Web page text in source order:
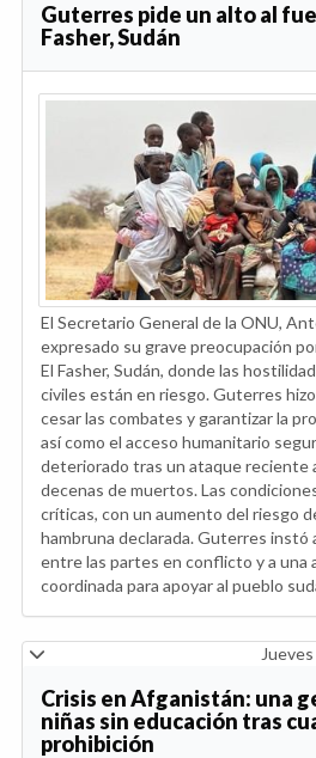
Guterres pide un alto al
Fasher, Sudán
El Secretario General de la ONU,
expresado su grave preocupación
El Fasher, Sudán, donde las
civiles están en riesgo. Guterres
cesar las combates y garantizar la
así como el acceso humanitario
deteriorado tras un ataque reciente
decenas de muertos. Las
críticas, con un aumento del riesgo
hambruna declarada. Guterres instó
entre las partes en conflicto y a una
coordinada para apoyar al pueblo
Crisis en Afganistán: una
niñas sin educación tras
prohibición